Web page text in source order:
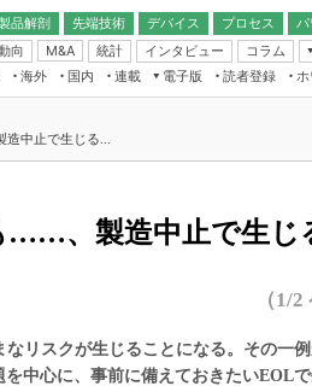
品解剖
先端技術
デバイス
プロセス
無線
向 M&A 統計 インタビュー コラム
フィジカルAI
読者調査（EE Times Research）
電源設計（EDN Japan）
エレクトロニクス入門（EDN
海外 国内
連載
ス
みプレイバ
みよう
電子版
ト
読者登録
中止で生じる...
……、製造中止で生じ
（1/2
リスクが生じることになる。その一
中心に、事前に備えておきたいEOLで